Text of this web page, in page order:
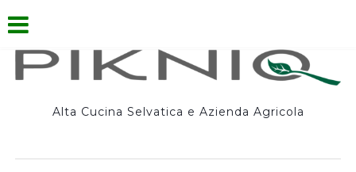
Alta Cucina Selvatica e Azienda Agricola